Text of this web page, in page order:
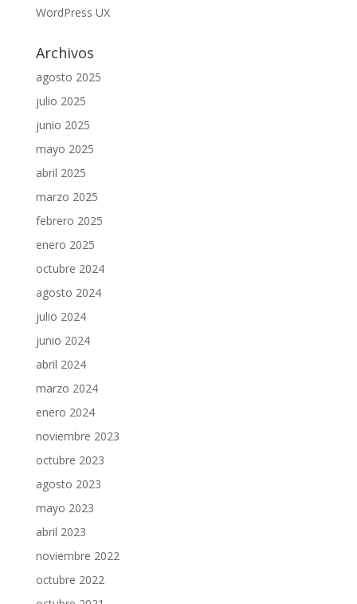
WordPress UX
Archivos
agosto 2025
julio 2025
junio 2025
mayo 2025
abril 2025
marzo 2025
febrero 2025
enero 2025
octubre 2024
agosto 2024
julio 2024
junio 2024
abril 2024
marzo 2024
enero 2024
noviembre 2023
octubre 2023
agosto 2023
mayo 2023
abril 2023
noviembre 2022
octubre 2022